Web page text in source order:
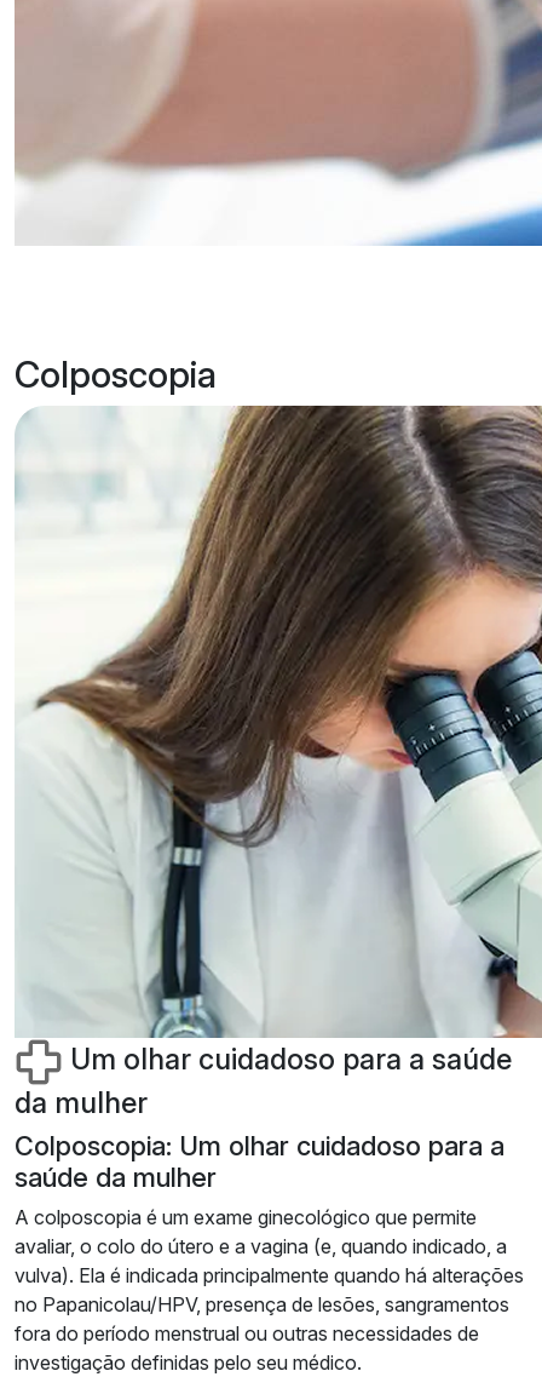
Colposcopia
Um olhar cuidadoso para a saúde
da mulher
Colposcopia: Um olhar cuidadoso para a
saúde da mulher
A colposcopia é um exame ginecológico que permite
avaliar, o colo do útero e a vagina (e, quando indicado, a
vulva). Ela é indicada principalmente quando há alterações
no Papanicolau/HPV, presença de lesões, sangramentos
fora do período menstrual ou outras necessidades de
investigação definidas pelo seu médico.